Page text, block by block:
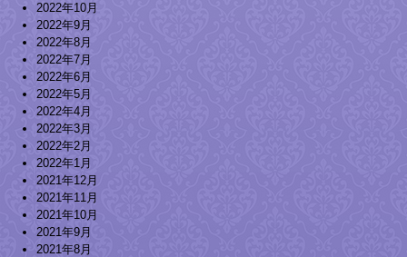
2022年10月
2022年9月
2022年8月
2022年7月
2022年6月
2022年5月
2022年4月
2022年3月
2022年2月
2022年1月
2021年12月
2021年11月
2021年10月
2021年9月
2021年8月